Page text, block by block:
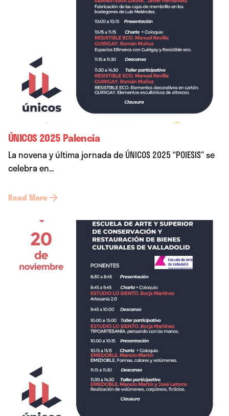
ÚNICOS 2025 Palencia
La novena y última jornada de ÚNICOS 2025 “POIESIS” se
celebra en...
Read More